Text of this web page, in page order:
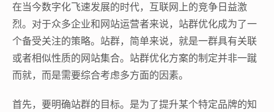
在当今数字化飞速发展的时代，互联网上的竞争日益激
烈。对于众多企业和网站运营者来说，站群优化成为了一
个备受关注的策略。站群，简单来说，就是一群具有关联
或者相似性质的网站集合。站群优化方案的制定并非一蹴
而就，而是需要综合考虑多方面的因素。
首先，要明确站群的目标。是为了提升某个特定品牌的知